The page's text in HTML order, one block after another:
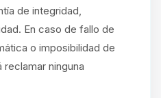
de integridad,
En caso de fallo de
o imposibilidad de
ninguna